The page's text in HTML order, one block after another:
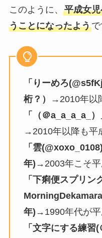
このように、 平成女
うことになったようで
「りーめろ
桁？）
→2010年以
「（＠a_a_a_a_
→2010年以降も平
「雲
年) →2003年こそ
「下痢便スプリン
年) →1990年代が
「文字にする練